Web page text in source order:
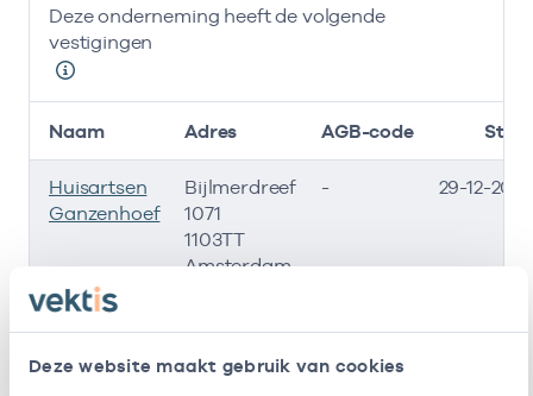
Deze website maakt gebruik van cookies
Deze onderneming heeft de volgende
vestigingen
Deze onderneming heeft de volgende vestigingen
Naam Adres AGB-code Start
Huisartsen
Ganzenhoef
Bijlmerdreef
1071
1103TT
Amsterdam
- 29-12-2014
Zorgverleners